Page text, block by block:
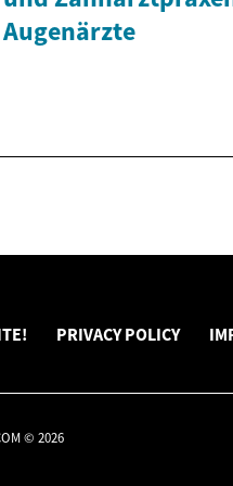
Augenärzte
PRIVACY POLICY
© 2026